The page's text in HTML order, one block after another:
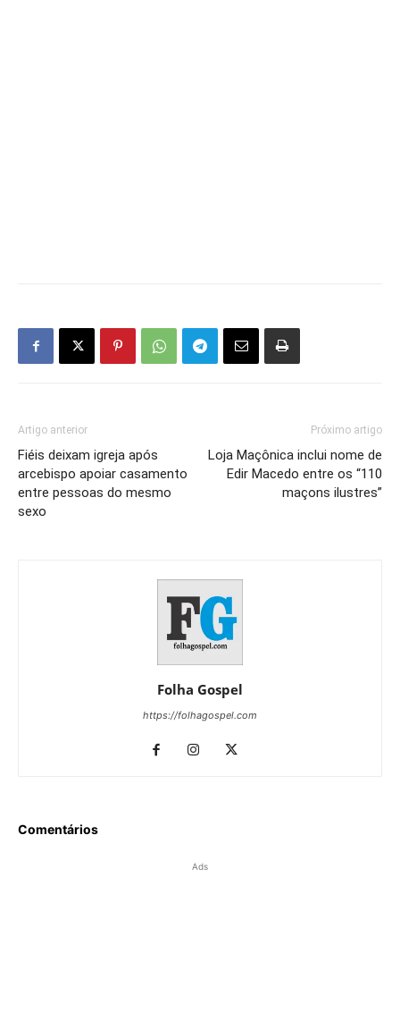
Artigo anterior
Fiéis deixam igreja após
arcebispo apoiar casamento
entre pessoas do mesmo
sexo
Próximo artigo
Loja Maçônica inclui nome de
Edir Macedo entre os “110
maçons ilustres”
Folha Gospel
https://folhagospel.com
Comentários
Ads